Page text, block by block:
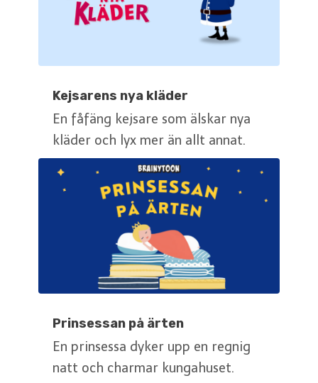
Kejsarens nya kläder
En fåfäng kejsare som älskar nya
kläder och lyx mer än allt annat.
Prinsessan på ärten
En prinsessa dyker upp en regnig
natt och charmar kungahuset.